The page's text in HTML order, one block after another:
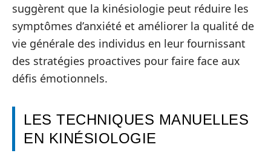
suggèrent que la kinésiologie peut réduire les
symptômes d’anxiété et améliorer la qualité de
vie générale des individus en leur fournissant
des stratégies proactives pour faire face aux
défis émotionnels.
LES TECHNIQUES MANUELLES
EN KINÉSIOLOGIE